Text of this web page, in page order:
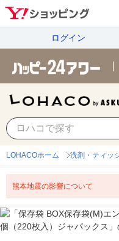
ログイン
LOHACOホーム 洗剤・ティッ
熊本地震の影響について